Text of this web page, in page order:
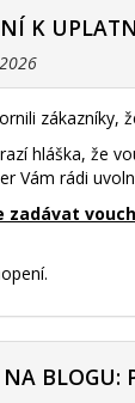
K
zákazníky,
hláška, že
Vám rádi
zadávat
NA BLOGU: